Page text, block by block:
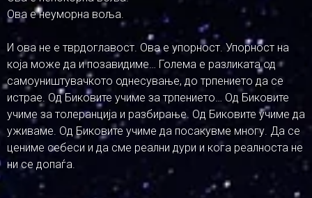
Ова е неуморна воља.
И ова не е тврдоглавост. Ова е упорност. Упорност на
која може да и позавидиме… Голема е разликата од
самоуништувачкото однесување, до трпението да се
истрае. Од Биковите учиме за трпението… Од Биковите
учиме за толеранција и разбирање. Од Биковите учиме да
уживаме. Од Биковите учиме да посакувме многу. Да се
цениме себеси и да сме реални дури и кога реалноста не
ни се допаѓа.